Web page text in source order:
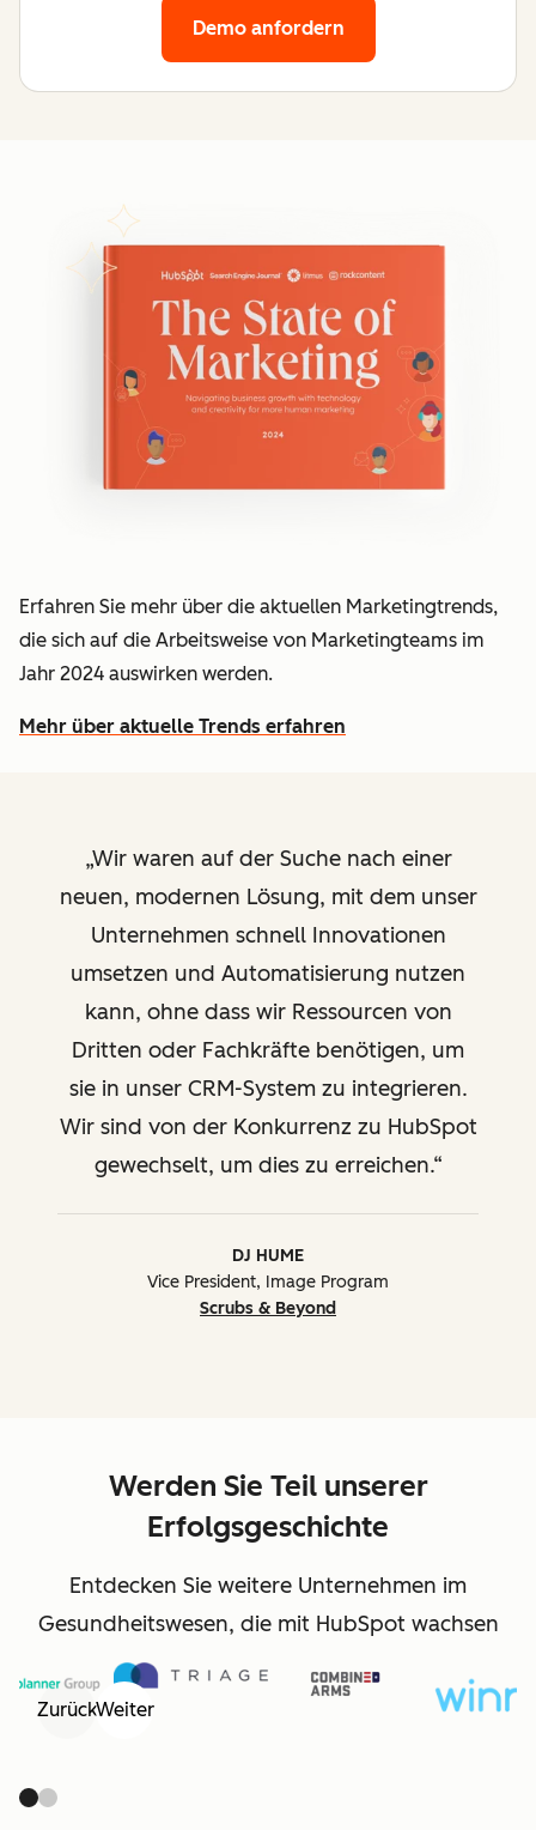
Demo anfordern
Erfahren Sie mehr über die aktuellen Marketingtrends,
die sich auf die Arbeitsweise von Marketingteams im
Jahr 2024 auswirken werden.
Mehr über aktuelle Trends erfahren
Wir waren auf der Suche nach einer
neuen, modernen Lösung, mit dem unser
Unternehmen schnell Innovationen
umsetzen und Automatisierung nutzen
kann, ohne dass wir Ressourcen von
Dritten oder Fachkräfte benötigen, um
sie in unser CRM-System zu integrieren.
Wir sind von der Konkurrenz zu HubSpot
gewechselt, um dies zu erreichen.
DJ HUME
Vice President, Image Program
Scrubs & Beyond
Werden Sie Teil unserer
Erfolgsgeschichte
Entdecken Sie weitere Unternehmen im
Gesundheitswesen, die mit HubSpot wachsen
ZurückWeiter